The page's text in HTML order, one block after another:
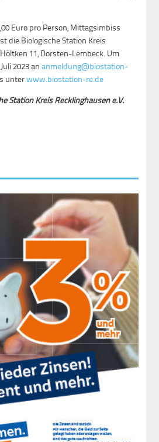
Euro pro Person, Mittagsimbiss
die Biologische Station Kreis
11, Dorsten-Lembeck. Um
2023 ananmeldung@biostation-
unterwww.biostation-re.de
Station Kreis Recklinghausen e.V.